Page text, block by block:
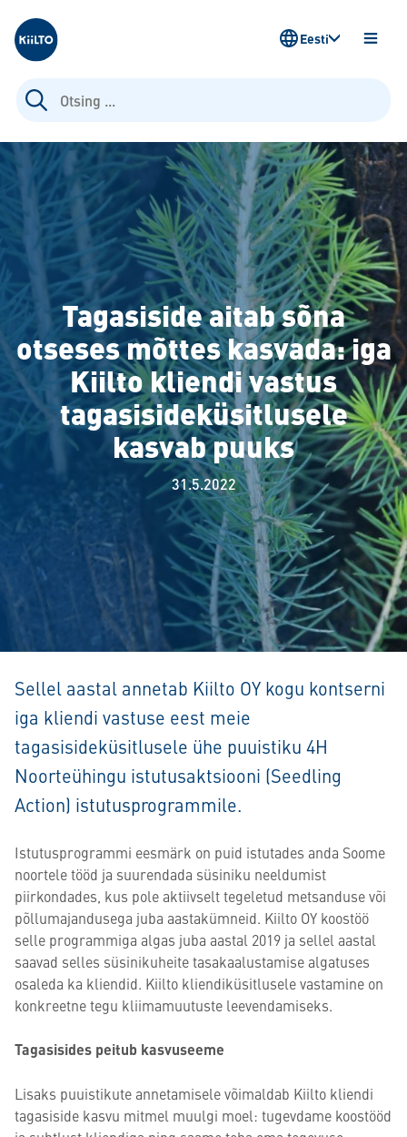
Kiilto Estonia
Otsi:
AVA
Eesti
Tagasiside aitab sõna
otseses mõttes kasvada: iga
Kiilto kliendi vastus
tagasisideküsitlusele
kasvab puuks
31.5.2022
Sellel aastal annetab Kiilto OY kogu kontserni
iga kliendi vastuse eest meie
tagasisideküsitlusele ühe puuistiku 4H
Noorteühingu istutusaktsiooni (Seedling
Action) istutusprogrammile.
Istutusprogrammi eesmärk on puid istutades anda Soome
noortele tööd ja suurendada süsiniku neeldumist
piirkondades, kus pole aktiivselt tegeletud metsanduse või
põllumajandusega juba aastakümneid. Kiilto OY koostöö
selle programmiga algas juba aastal 2019 ja sellel aastal
saavad selles süsinikuheite tasakaalustamise algatuses
osaleda ka kliendid. Kiilto kliendiküsitlusele vastamine on
konkreetne tegu kliimamuutuste leevendamiseks.
Tagasisides peitub kasvuseeme
Lisaks puuistikute annetamisele võimaldab Kiilto kliendi
tagasiside kasvu mitmel muulgi moel: tugevdame koostööd